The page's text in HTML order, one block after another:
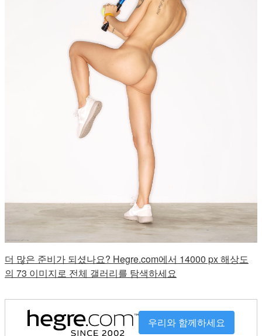
더 많은 준비가 되셨나요? Hegre.com에서 14000 px 해상도
의 73 이미지로 전체 갤러리를 탐색하세요
우리와 함께하세요